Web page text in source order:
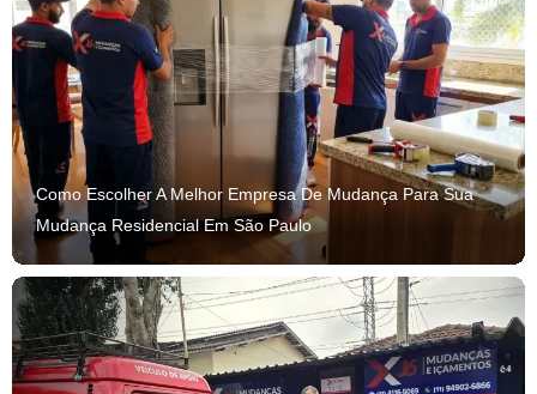
Como Escolher A Melhor Empresa De Mudança Para Sua
Mudança Residencial Em São Paulo